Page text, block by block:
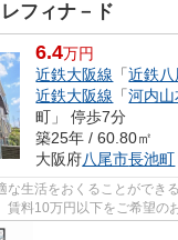
レフィナ－ド
6.4万円
近鉄大阪線 「近鉄八
近鉄大阪線 「河内山
町」 停歩7分
築25年 / 60.80㎡
大阪府八尾市長池町
な生活をおくることができ
賃料10万円以下をご希望の
：近鉄八尾駅に...